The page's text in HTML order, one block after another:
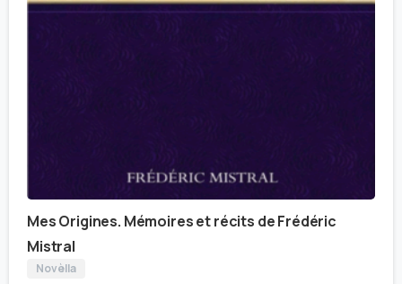
Mes Origines. Mémoires et récits de Frédéric
Mistral
Novèlla